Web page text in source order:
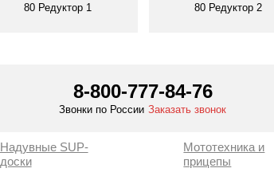
80 Редуктор 1 80 Редуктор 2
8-800-777-84-76
Звонки по России Заказать звонок
Надувные SUP-
доски
Мототехника и
прицепы